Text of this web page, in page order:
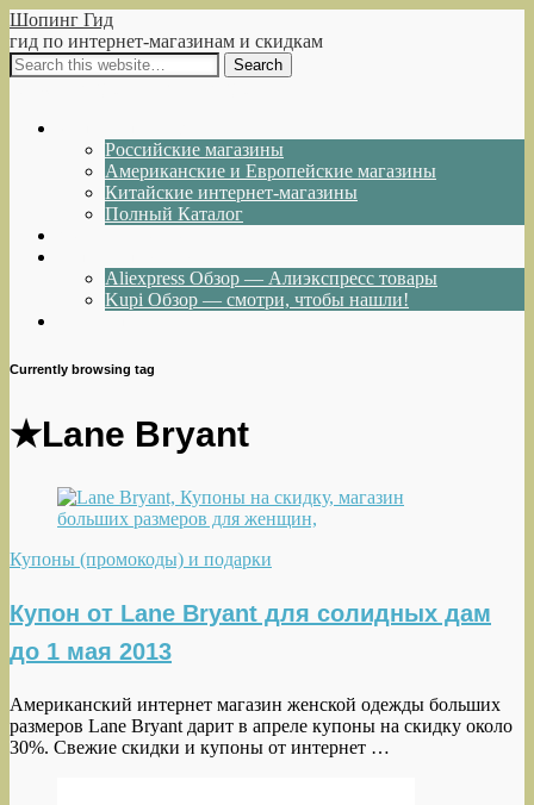
Шопинг Гид
гид по интернет-магазинам и скидкам
Российские магазины
Американские и Европейские магазины
Китайские интернет-магазины
Полный Каталог
Aliexpress Обзор — Алиэкспресс товары
Kupi Обзор — смотри, чтобы нашли!
Currently browsing tag
★Lane Bryant
Купоны (промокоды) и подарки
Купон от Lane Bryant для солидных дам
до 1 мая 2013
Американский интернет магазин женской одежды больших
размеров Lane Bryant дарит в апреле купоны на скидку около
30%. Свежие скидки и купоны от интернет …